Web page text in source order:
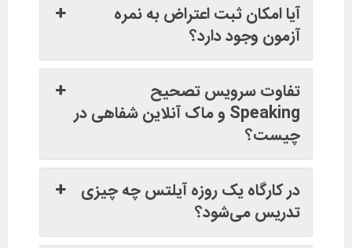
آیا امکان ثبت اعتراض به نمره
آزمون وجود دارد؟
تفاوت سرویس تصحیح
Speaking و ماک آنلاین شفاهی در
چیست؟
در کارگاه یک روزه آیلتس چه چیزی
تدریس می‌شود؟